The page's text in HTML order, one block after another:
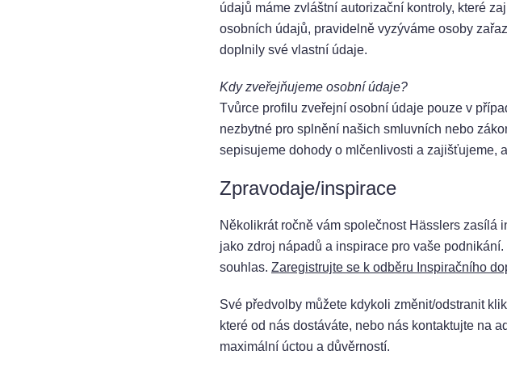
údajů máme zvláštní autorizační kontroly, které
osobních údajů, pravidelně vyzýváme osoby
doplnily své vlastní údaje.
Kdy zveřejňujeme osobní údaje?
Tvůrce profilu zveřejní osobní údaje pouze v
nezbytné pro splnění našich smluvních nebo
sepisujeme dohody o mlčenlivosti a zajišťujeme,
Zpravodaje/inspirace
Několikrát ročně vám společnost Hässlers zasílá
jako zdroj nápadů a inspirace pro vaše
souhlas. Zaregistrujte se k odběru Inspiračního
Své předvolby můžete kdykoli změnit/odstranit
které od nás dostáváte, nebo nás kontaktujte na
maximální úctou a důvěrností.